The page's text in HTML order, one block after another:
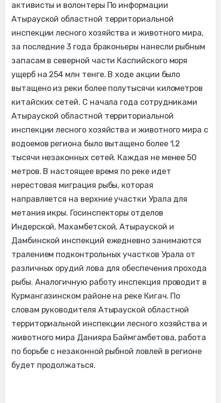
активисты и волонтеры По информации
Атырауской областной территориальной
инспекции лесного хозяйства и животного мира,
за последние 3 года​​ браконьеры нанесли рыбным
запасам в северной части Каспийского моря
ущерб на 254 млн тенге. В ходе акции было
вытащено из реки более полутысячи километров
китайских сетей. С начала года сотрудниками​ ​
Атырауской областной территориальной
инспекции лесного хозяйства и животного мира с
водоемов региона было вытащено более 1,2
тысячи незаконных сетей. Каждая не менее 50
метров. В настоящее время по реке идет
нерестовая миграция рыбы, которая
направляется на верхние участки Урала для
метания икры. Госинспекторы отделов
Индерской, Махамбетской, Атырауской и
Дамбинской инспекций ежедневно занимаются
тралением подконтрольных участков Урала от
различных орудий лова для обеспечения прохода
рыбы. Аналогичную работу инспекция проводит в
Курмангазинском районе на реке Кигач. По
словам руководителя Атырауской областной
территориальной инспекции лесного хозяйства и
животного мира Данияра Баймгамбетова, работа
по борьбе с незаконной рыбной ловлей в регионе
будет продолжаться.